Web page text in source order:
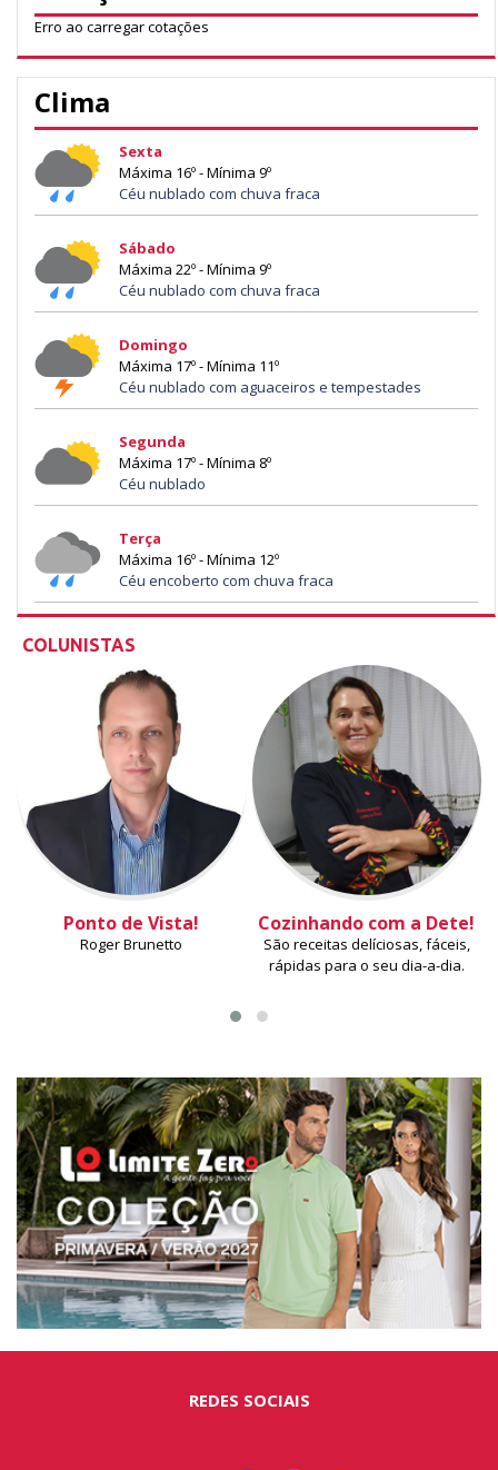
Erro ao carregar cotações
Clima
Sexta
Máxima 16º - Mínima 9º
Céu nublado com chuva fraca
Sábado
Máxima 22º - Mínima 9º
Céu nublado com chuva fraca
Domingo
Máxima 17º - Mínima 11º
Céu nublado com aguaceiros e tempestades
Segunda
Máxima 17º - Mínima 8º
Céu nublado
Terça
Máxima 16º - Mínima 12º
Céu encoberto com chuva fraca
COLUNISTAS
Ponto de Vista!
Roger Brunetto
Cozinhando com a Dete!
São receitas delíciosas, fáceis,
rápidas para o seu dia-a-dia.
REDES SOCIAIS